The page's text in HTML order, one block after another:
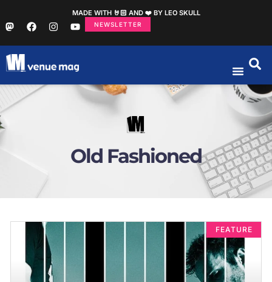
MADE WITH 🤘🏻 AND ❤️ BY LEO SKULL
NEWSLETTER
Old Fashioned
FEATURE